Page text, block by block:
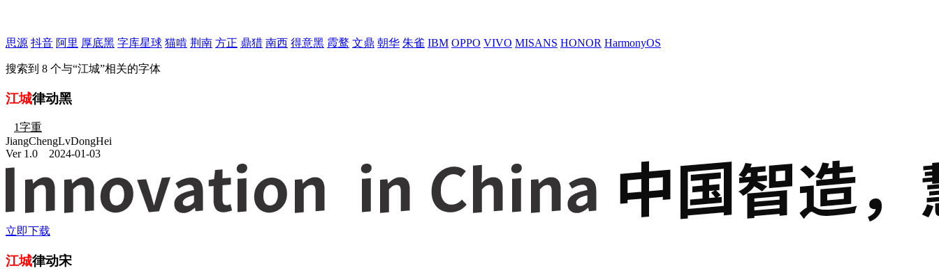
思源 抖音 阿里 厚底黑 字库星球 猫啃 荆南 方正 鼎猎 南西 得意黑 霞鹜 文鼎 朝华 朱雀 IBM OPPO VIVO MISANS HONOR HarmonyOS
搜索到 8 个与“江城”相关的字体
江城律动黑
1字重
JiangChengLvDongHei
Ver 1.0 2024-01-03
立即下载
江城律动宋